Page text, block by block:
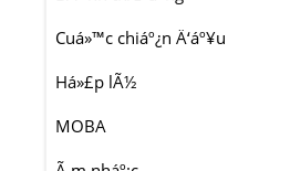
Cuá»™c chiáº¿n Ä‘áº¥u
Há»£p lÃ½
MOBA